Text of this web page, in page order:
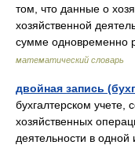
том, что данные о
хозяйственной
сумме одновременно
математический словарь
двойная запись
бухгалтерском
хозяйственных
деятельности в